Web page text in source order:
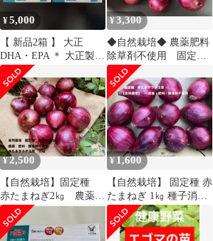
¥5,000
【 新品2箱 】 大正
DHA・EPA ＊ 大正製薬
＊
¥3,300
◆自然栽培◆ 農薬肥料
除草剤不使用 固定
種 赤タマネギ3kg
¥2,500
【自然栽培】固定種
赤たまねぎ2㎏ 農薬・
肥料・除草剤不使用
種子消毒なし
¥1,600
【自然栽培】 固定種 赤
たまねぎ 1㎏ 種子消毒
なし 肥料農薬除草剤
不使用